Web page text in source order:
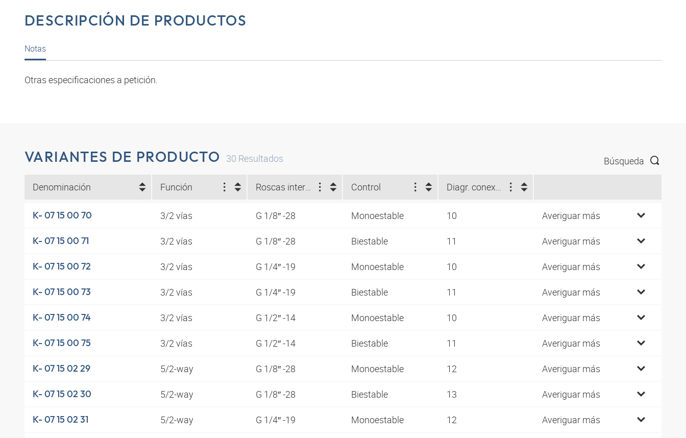
DESCRIPCIÓN DE PRODUCTOS
Notas
Otras especificaciones a petición.
VARIANTES DE PRODUCTO 30 Resultados Búsqueda
Denominación Función Roscas interiores Control Diagr. conexión nº
K- 07 15 00 70 3/2 vías G 1/8″ -28 Monoestable 10 Averiguar más
K- 07 15 00 71 3/2 vías G 1/8″ -28 Biestable 11 Averiguar más
K- 07 15 00 72 3/2 vías G 1/4″ -19 Monoestable 10 Averiguar más
K- 07 15 00 73 3/2 vías G 1/4″ -19 Biestable 11 Averiguar más
K- 07 15 00 74 3/2 vías G 1/2″ -14 Monoestable 10 Averiguar más
K- 07 15 00 75 3/2 vías G 1/2″ -14 Biestable 11 Averiguar más
K- 07 15 02 29 5/2-way G 1/8″ -28 Monoestable 12 Averiguar más
K- 07 15 02 30 5/2-way G 1/8″ -28 Biestable 13 Averiguar más
K- 07 15 02 31 5/2-way G 1/4″ -19 Monoestable 12 Averiguar más